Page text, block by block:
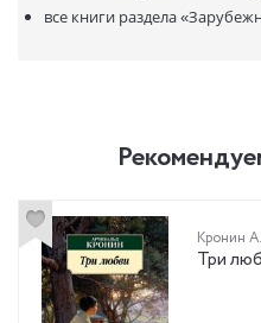
все книги раздела
Кронин
Три